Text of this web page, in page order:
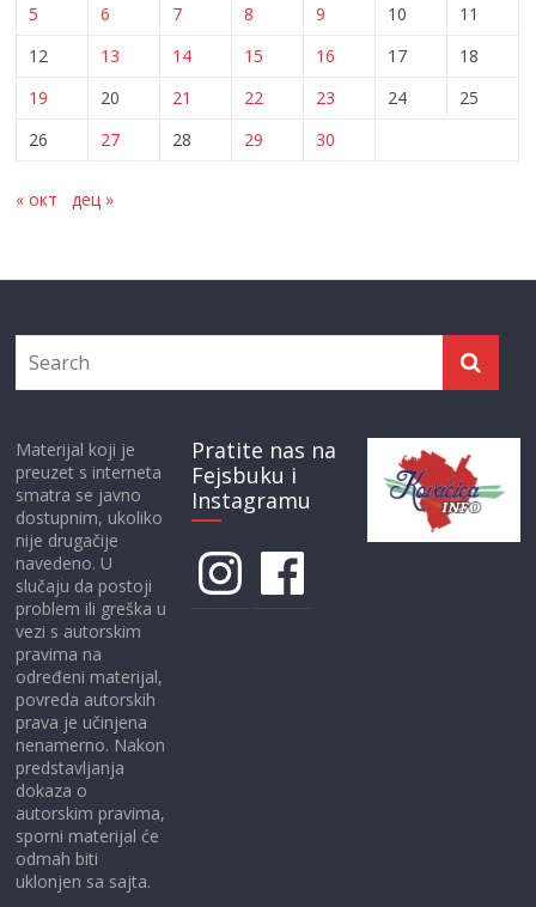
5
6 7 8 9 10
11
12
13 14 15 16 17
18
19
20 21 22 23 24
25
26
27 28 29 30
« окт дец »
Materijal koji je
preuzet s interneta
smatra se javno
dostupnim, ukoliko
nije drugačije
navedeno. U
slučaju da postoji
problem ili greška u
vezi s autorskim
pravima na
određeni materijal,
povreda autorskih
prava je učinjena
nenamerno. Nakon
predstavljanja
dokaza o
autorskim pravima,
sporni materijal će
odmah biti
uklonjen sa sajta.
Pratite nas na
Fejsbuku i
Instagramu
InstagramFacebook